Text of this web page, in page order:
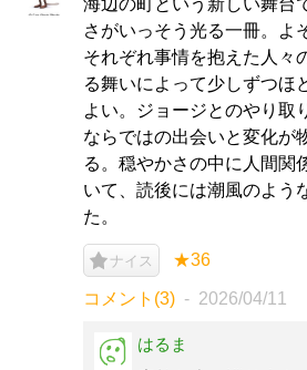
海辺の町という新しい舞台
さがいっそう光る一冊。よ
それぞれ事情を抱えた人々
る舞いによって少しずつほ
よい。ジョージとのやり取
ならではの出会いと変化が
る。穏やかさの中に人間関
いて、読後には潮風のよう
た。
ナイス ★36
コメント(3) 2026/04/11
はるま